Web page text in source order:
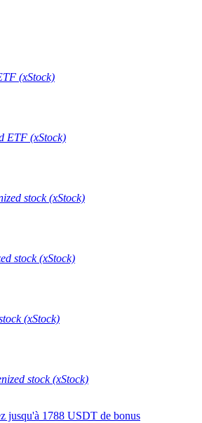
et un accès instantané
gagner des jetons populaires
(xStock)
ETF (xStock)
stock (xStock)
stock (xStock)
(xStock)
stock (xStock)
jusqu'à 1788 USDT de bonus